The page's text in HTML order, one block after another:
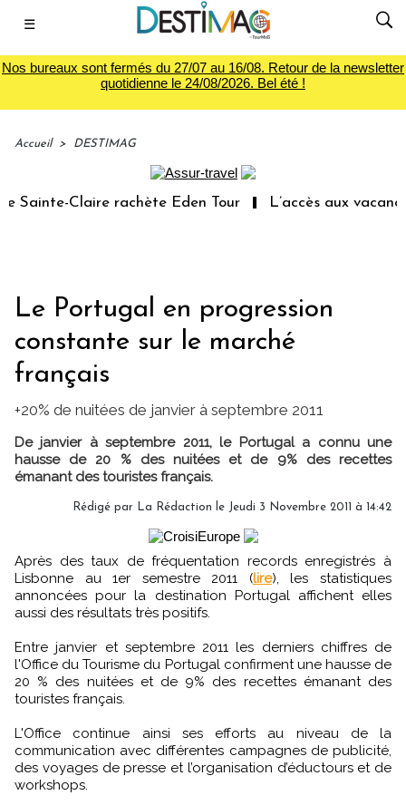
☰
Nos bureaux sont fermés du 27/07 au 16/08. Retour de la newsletter
quotidienne le 24/08/2026. Bel été !
Accueil > DESTIMAG
Claire rachète Eden Tour L’accès aux
Le Portugal en progression
constante sur le marché
français
+20% de nuitées de janvier à septembre 2011
De janvier à septembre 2011, le Portugal a connu une
hausse de 20 % des nuitées et de 9% des recettes
émanant des touristes français.
Rédigé par La Rédaction le Jeudi 3 Novembre 2011 à 14:42
Après des taux de fréquentation records enregistrés à
Lisbonne au 1er semestre 2011 (lire), les statistiques
annoncées pour la destination Portugal affichent elles
aussi des résultats très positifs.
Entre janvier et septembre 2011 les derniers chiffres de
l'Office du Tourisme du Portugal confirment une hausse de
20 % des nuitées et de 9% des recettes émanant des
touristes français.
L'Office continue ainsi ses efforts au niveau de la
communication avec différentes campagnes de publicité,
des voyages de presse et l’organisation d’éductours et de
workshops.